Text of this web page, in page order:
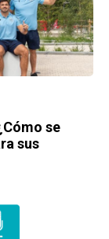
se
sus